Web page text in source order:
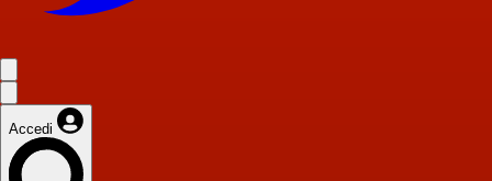
Accedi